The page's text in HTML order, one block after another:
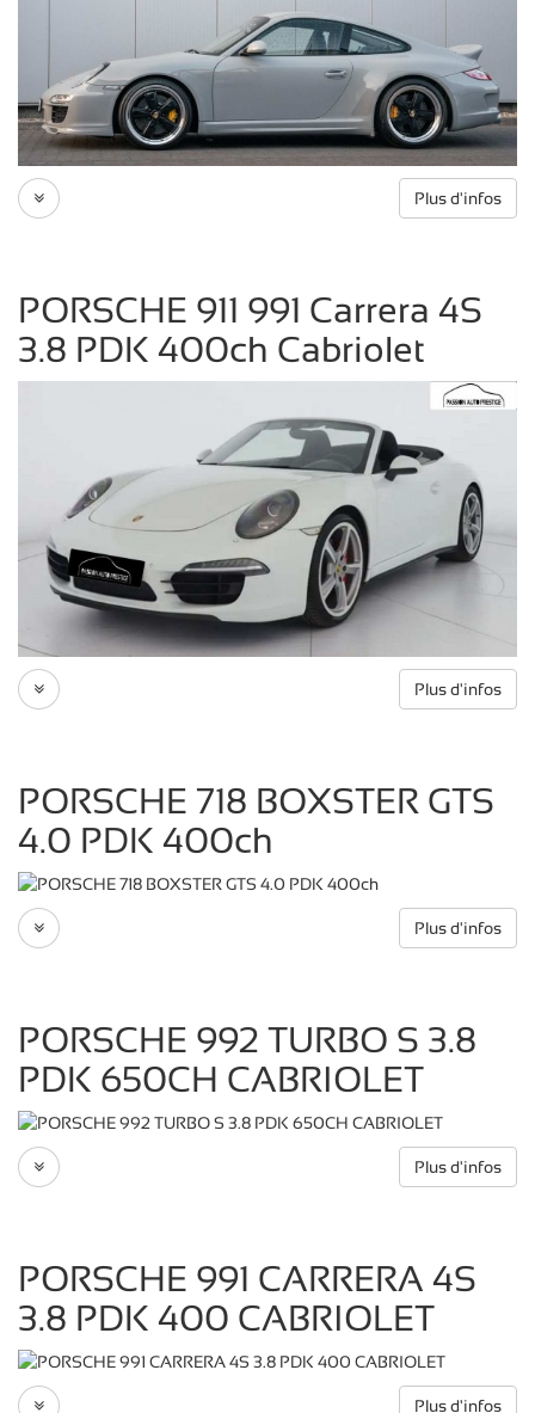
Plus d'infos
PORSCHE 911 991 Carrera 4S
3.8 PDK 400ch Cabriolet
Plus d'infos
PORSCHE 718 BOXSTER GTS
4.0 PDK 400ch
Plus d'infos
PORSCHE 992 TURBO S 3.8
PDK 650CH CABRIOLET
Plus d'infos
PORSCHE 991 CARRERA 4S
3.8 PDK 400 CABRIOLET
Plus d'infos